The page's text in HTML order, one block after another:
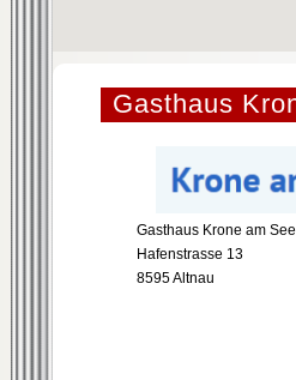
Gasthaus
Gasthaus Krone am See
Hafenstrasse 13
8595 Altnau